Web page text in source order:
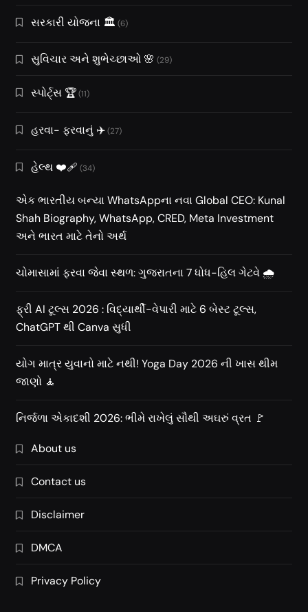
સરકારી યોજના 🏛️ (6)
સુવિચાર અને શુભેચ્છાઓ 🌸 (29)
સ્પોર્ટ્સ 🏆(11)
હરવા- ફરવાનું ✈️(27)
હેલ્થ ❤️‍🩹 (34)
એક ભારતીય બન્યા WhatsAppના નવા Global CEO: Kunal
Shah Biography, WhatsApp, CRED, Meta Investment
અને ભારત માટે તેનો અર્થ
ચોમાસામાં ફરવા જેવા સ્થળ: ગુજરાતના 7 ધોધ-હિલ ગેટવે 🌧️
ફ્રી AI ટૂલ્સ 2026 : વિદ્યાર્થી-વેપારી માટે 6 બેસ્ટ ટૂલ્સ,
ChatGPT થી Canva સુધી
યોગ માત્ર યુવાનો માટે નથી! Yoga Day 2026 ની ખાસ થીમ
જાણો 🧘
નિર્જળા એકાદશી 2026: ભીમે રાખેલું સૌથી અઘરું વ્રત 🚩
About us
Contact us
Disclaimer
DMCA
Privacy Policy